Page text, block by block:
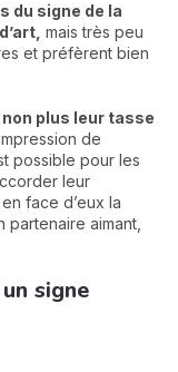
du signe de la
mais très peu
et préfèrent bien
plus leur tasse
de
possible pour les
leur
face d’eux la
aimant,
signe